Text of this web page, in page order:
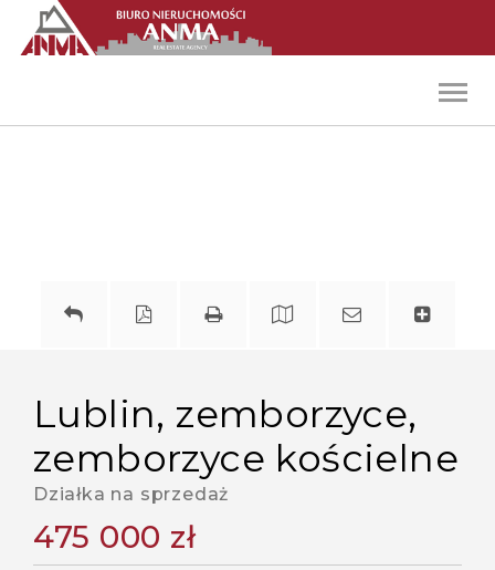
lublin, zemborzyce,
zemborzyce kościelne
Działka na sprzedaż
475 000 zł